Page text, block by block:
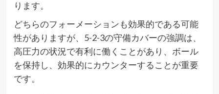
ります。
どちらのフォーメーションも効果的である可能
性がありますが、5-2-3の守備カバーの強調は、
高圧力の状況で有利に働くことがあり、ボール
を保持し、効果的にカウンターすることが重要
です。